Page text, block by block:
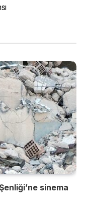
sinema